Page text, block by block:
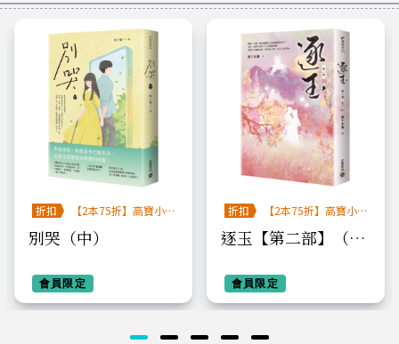
折扣
【2本75折】高寶小
別哭（中）
會員限定
折扣
【2本75折】高寶小
逐玉【第二部】（下
玉》電視劇原著小說
會員限定